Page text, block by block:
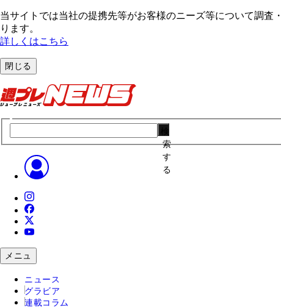
当サイトでは当社の提携先等がお客様のニーズ等について調査
ります。
詳しくはこちら
閉じる
索
す
る
メニュ
ニュース
グラビア
連載コラム